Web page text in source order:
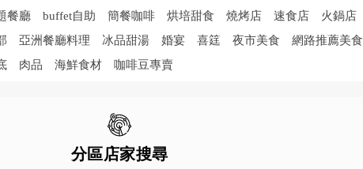
餐廳 buffet自助 簡餐咖啡 烘培甜食 燒烤店 速食店 火鍋店
亞洲餐廳料理 冰品甜湯 婚宴 喜筳 夜市美食 網路推薦美食
肉品 海鮮食材 咖啡豆專賣
分區店家搜尋